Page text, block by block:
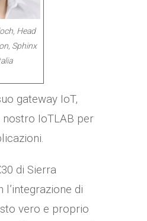
Head
Sphinx
gateway IoT,
IoTLAB per
di Sierra
l’integrazione di
vero e proprio